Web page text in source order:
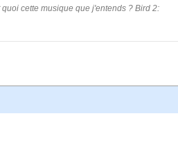
cette musique que j'entends ? Bird 2: